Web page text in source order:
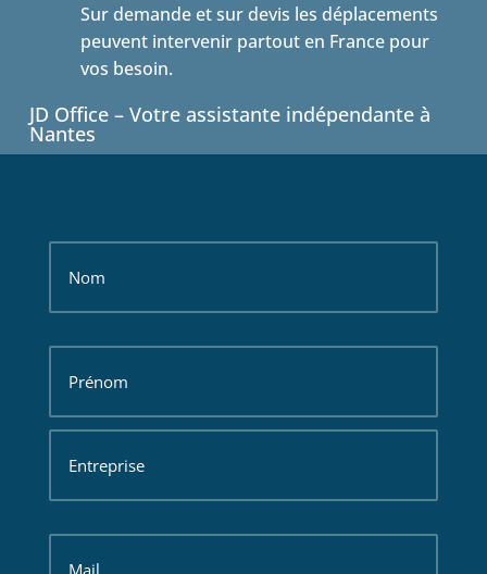
Sur demande et sur devis les déplacements
peuvent intervenir partout en France pour
vos besoin.
JD Office – Votre assistante indépendante à
Nantes